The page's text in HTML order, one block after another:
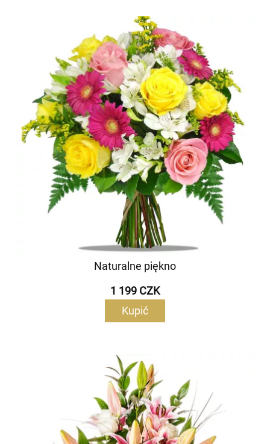
Naturalne piękno
1 199 CZK
Kupić